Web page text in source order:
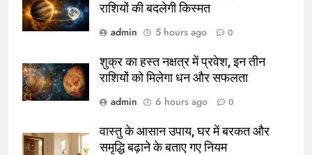
राशियों की बदलेगी किस्मत
admin
5 hours ago 0
शुक्र का हस्त नक्षत्र में प्रवेश, इन तीन
राशियों को मिलेगा धन और सफलता
admin
6 hours ago 0
वास्तु के आसान उपाय, घर में बरकत और
समृद्धि बढ़ाने के बताए गए नियम